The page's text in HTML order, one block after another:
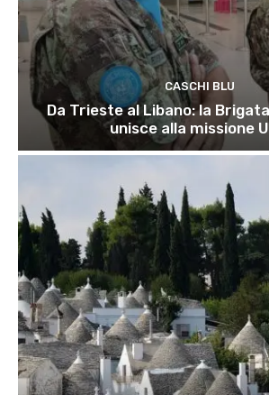
CASCHI BLU
Da Trieste al Libano: la
unisce alla missione